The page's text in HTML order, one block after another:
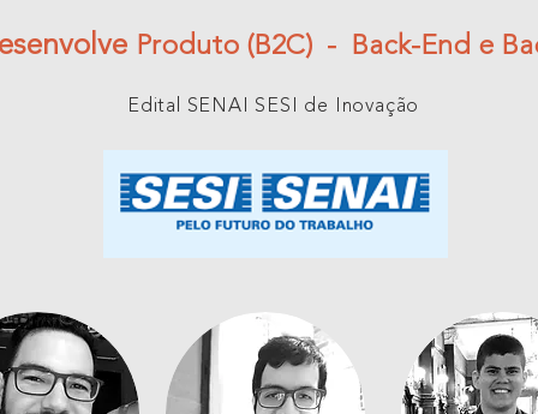
Produto (B2C) - Back-End e
Edital SENAI SESI de Inovação